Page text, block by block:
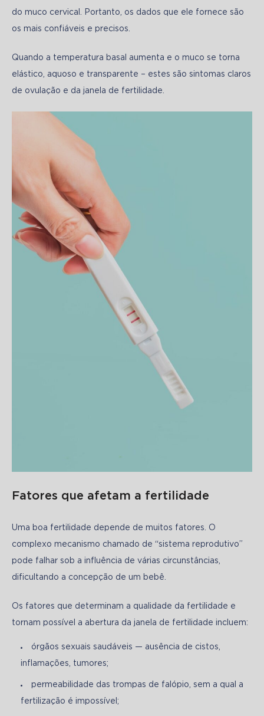
do muco cervical. Portanto, os dados que ele fornece são
os mais confiáveis e precisos.
Quando a temperatura basal aumenta e o muco se torna
elástico, aquoso e transparente – estes são sintomas claros
de ovulação e da janela de fertilidade.
Fatores que afetam a fertilidade
Uma boa fertilidade depende de muitos fatores. O
complexo mecanismo chamado de “sistema reprodutivo”
pode falhar sob a influência de várias circunstâncias,
dificultando a concepção de um bebê.
Os fatores que determinam a qualidade da fertilidade e
tornam possível a abertura da janela de fertilidade incluem:
órgãos sexuais saudáveis ​​— ausência de cistos,
inflamações, tumores;
permeabilidade das trompas de falópio, sem a qual a
fertilização é impossível;